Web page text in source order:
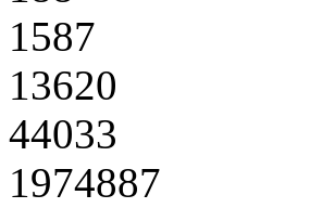
1587
13620
44033
1974887